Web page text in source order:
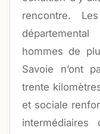
rencontre.
hommes de
Savoie n’ont
trente
et sociale